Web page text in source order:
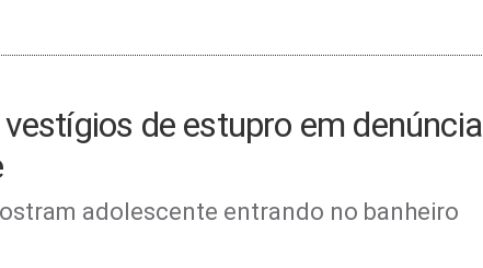
de estupro em denúncia
adolescente entrando no banheiro